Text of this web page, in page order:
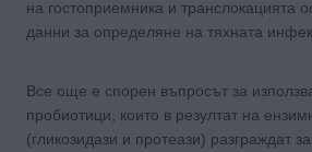
на гостоприемника и транслокацията
данни за определяне на тяхната
Все още е спорен въпросът за
пробиотици, които в резултат на
(гликозидази и протеази) разграждат